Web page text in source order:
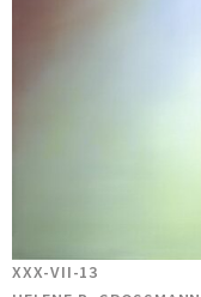
XXX-VII-13